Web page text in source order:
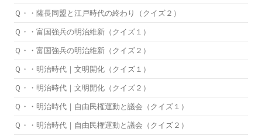
Ｑ・・薩長同盟と江戸時代の終わり（クイズ２）
Ｑ・・富国強兵の明治維新（クイズ１）
Ｑ・・富国強兵の明治維新（クイズ２）
Ｑ・・明治時代｜文明開化（クイズ１）
Ｑ・・明治時代｜文明開化（クイズ２）
Ｑ・・明治時代｜自由民権運動と議会（クイズ１）
Ｑ・・明治時代｜自由民権運動と議会（クイズ２）